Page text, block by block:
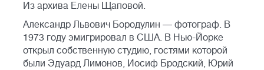
Из архива Елены Щаповой.
Александр Львович Бородулин — фотограф. В
1973 году эмигрировал в США. В Нью-Йорке
открыл собственную студию, гостями которой
были Эдуард Лимонов, Иосиф Бродский, Юрий